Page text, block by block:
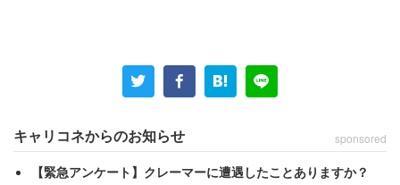
キャリコネからのお知らせ sponsored
【緊急アンケート】クレーマーに遭遇したことありますか？